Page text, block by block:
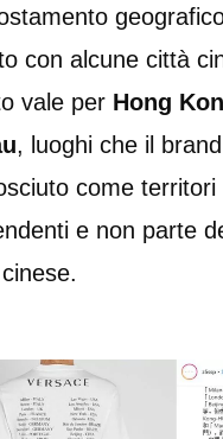
con alcune città
vale per Hong
, luoghi che il
come territori
e non parte